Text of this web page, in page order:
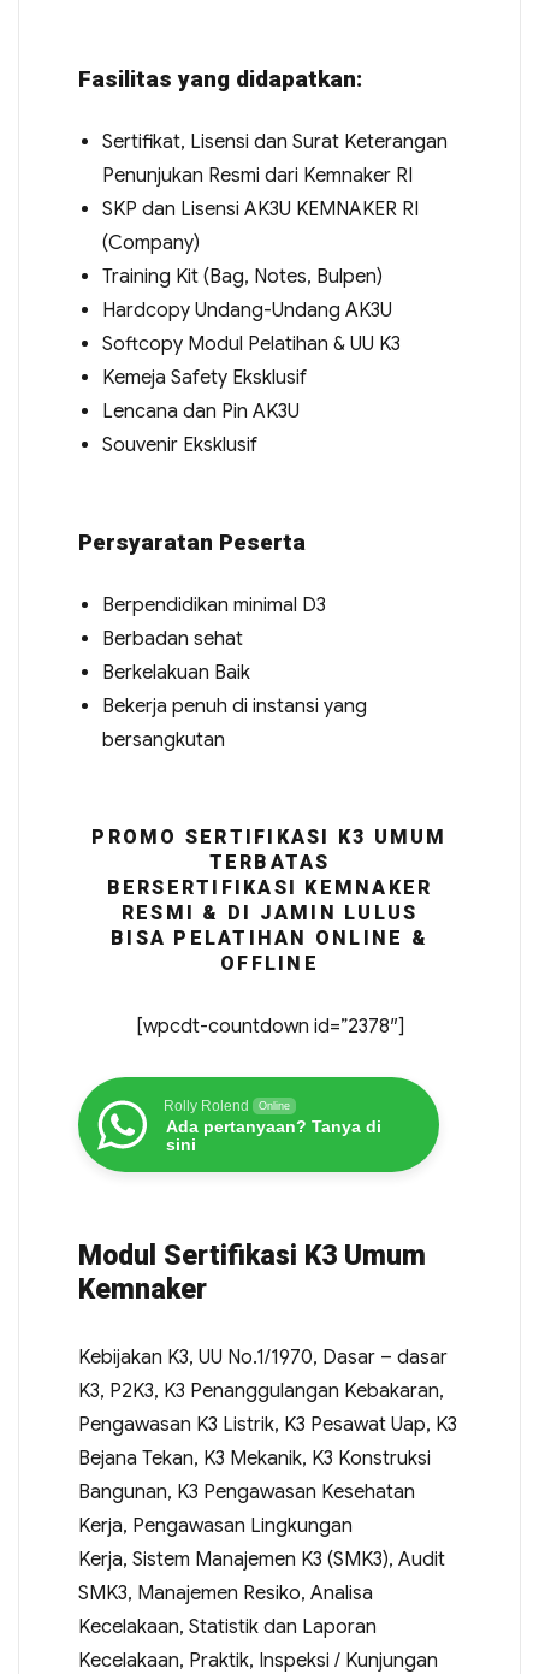
Fasilitas yang didapatkan:
Sertifikat, Lisensi dan Surat Keterangan
Penunjukan Resmi dari Kemnaker RI
SKP dan Lisensi AK3U KEMNAKER RI
(Company)
Training Kit (Bag, Notes, Bulpen)
Hardcopy Undang-Undang AK3U
Softcopy Modul Pelatihan & UU K3
Kemeja Safety Eksklusif
Lencana dan Pin AK3U
Souvenir Eksklusif
Persyaratan Peserta
Berpendidikan minimal D3
Berbadan sehat
Berkelakuan Baik
Bekerja penuh di instansi yang
bersangkutan
PROMO SERTIFIKASI K3 UMUM
TERBATAS
BERSERTIFIKASI KEMNAKER
RESMI & DI JAMIN LULUS
BISA PELATIHAN ONLINE &
OFFLINE
[wpcdt-countdown id=”2378″]
Rolly Rolend Online
Ada pertanyaan? Tanya di
sini
Modul Sertifikasi K3 Umum
Kemnaker
Kebijakan K3, UU No.1/1970, Dasar – dasar
K3, P2K3, K3 Penanggulangan Kebakaran,
Pengawasan K3 Listrik, K3 Pesawat Uap, K3
Bejana Tekan, K3 Mekanik, K3 Konstruksi
Bangunan, K3 Pengawasan Kesehatan
Kerja, Pengawasan Lingkungan
Kerja, Sistem Manajemen K3 (SMK3), Audit
SMK3, Manajemen Resiko, Analisa
Kecelakaan, Statistik dan Laporan
Kecelakaan, Praktik, Inspeksi / Kunjungan